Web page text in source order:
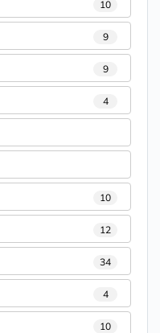
10
9
9
4
10
12
34
4
10